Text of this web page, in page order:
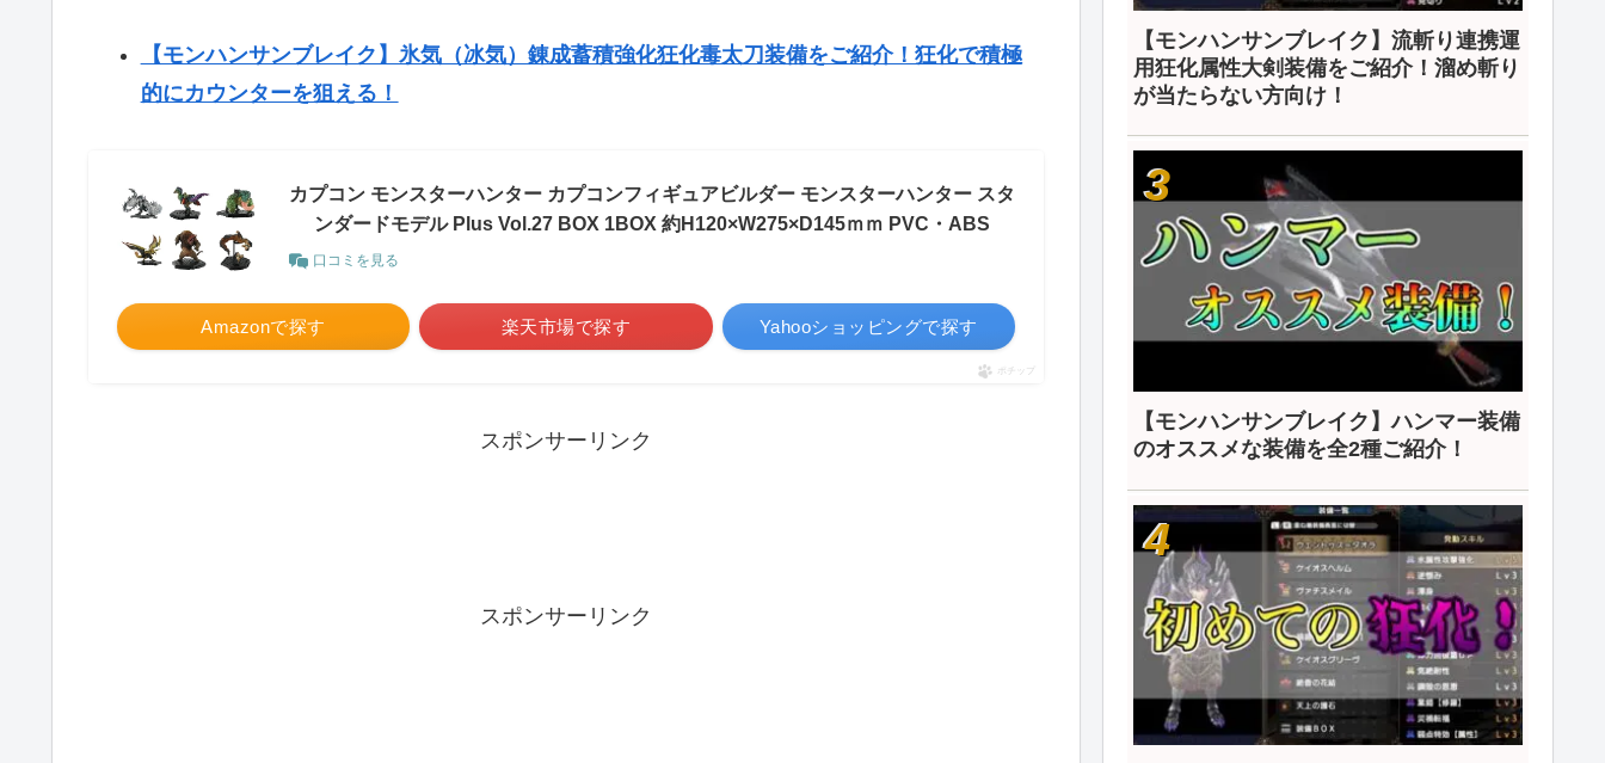
【モンハンサンブレイク】氷気（冰気）錬成蓄積強化狂化毒太刀装備をご紹介！狂化で積極
的にカウンターを狙える！
カプコン モンスターハンター カプコンフィギュアビルダー モンスターハンター スタ
ンダードモデル Plus Vol.27 BOX 1BOX 約H120×W275×D145ｍｍ PVC・ABS
口コミを見る
Amazonで探す 楽天市場で探す Yahooショッピングで探す
ポチップ
スポンサーリンク
スポンサーリンク
【モンハンサンブレイク】流斬り連携運
用狂化属性大剣装備をご紹介！溜め斬り
が当たらない方向け！
【モンハンサンブレイク】ハンマー装備
のオススメな装備を全2種ご紹介！